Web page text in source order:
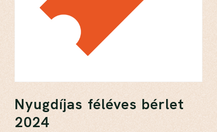
Nyugdíjas féléves bérlet
2024